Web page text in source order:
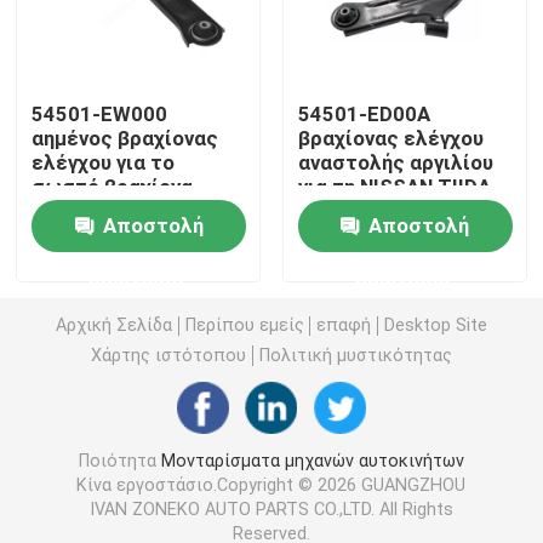
Οπίσθιο μοντάρισμα μηχανών
Λαστιχένιο μοντάρισμα μηχανών
Υποστήριγμα υποστηριγμάτων μηχανών
Βραχίονας ελέγχου αναστολής
Σύνδεση φραγμών σταθεροποιητών
54501-EW000
αημένος βραχίονας
ελέγχου για το
σωστό βραχίονα
ελέγχου της NISSAN
Αποστολή
54501-ED00A
βραχίονας ελέγχου
αναστολής αργιλίου
για τη NISSAN TIIDA
2006
Αποστολή
Αρχική Σελίδα Περίπου εμείς επαφή
Desktop Site
Χάρτης ιστότοπου
Πολιτική μυστικότητας
Ποιότητα Μονταρίσματα μηχανών αυτοκινήτων
Κίνα εργοστάσιο.Copyright © 2026 GUANGZHOU
IVAN ZONEKO AUTO PARTS CO.,LTD. All Rights
Reserved.